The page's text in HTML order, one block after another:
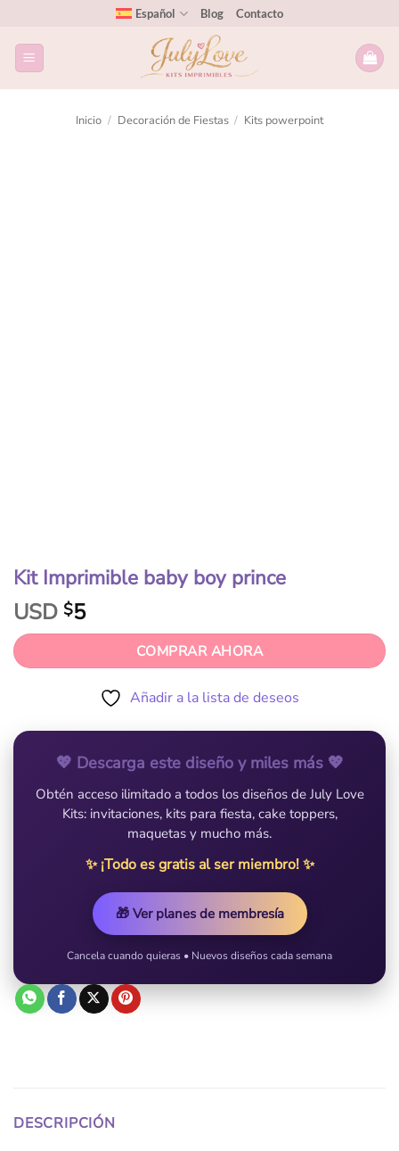
Español Blog Contacto
Inicio / Decoración de Fiestas / Kits powerpoint
Kit Imprimible baby boy prince
USD $5
COMPRAR AHORA
Añadir a la lista de deseos
💖 Descarga este diseño y miles más 💖
Obtén acceso ilimitado a todos los diseños de July Love
Kits: invitaciones, kits para fiesta, cake toppers,
maquetas y mucho más.
✨ ¡Todo es gratis al ser miembro! ✨
🎁 Ver planes de membresía
Cancela cuando quieras • Nuevos diseños cada semana
DESCRIPCIÓN